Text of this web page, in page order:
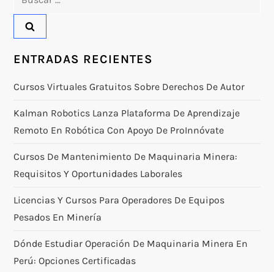
ENTRADAS RECIENTES
Cursos Virtuales Gratuitos Sobre Derechos De Autor
Kalman Robotics Lanza Plataforma De Aprendizaje
Remoto En Robótica Con Apoyo De ProInnóvate
Cursos De Mantenimiento De Maquinaria Minera:
Requisitos Y Oportunidades Laborales
Licencias Y Cursos Para Operadores De Equipos
Pesados En Minería
Dónde Estudiar Operación De Maquinaria Minera En
Perú: Opciones Certificadas